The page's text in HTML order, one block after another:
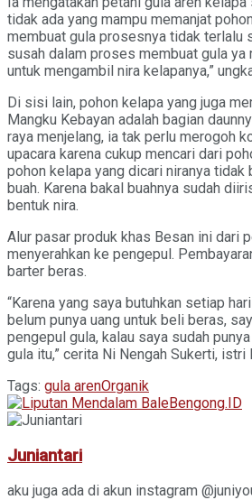
tidak ada yang mampu memanjat
membuat gula prosesnya tidak terlalu
susah dalam proses membuat gula ya
untuk mengambil nira kelapanya,”
Di sisi lain, pohon kelapa yang juga
Mangku Kebayan adalah bagian
raya menjelang, ia tak perlu merogoh
upacara karena cukup mencari dari
pohon kelapa yang dicari niranya tidak
buah. Karena bakal buahnya sudah
bentuk nira.
Alur pasar produk khas Besan ini dari
menyerahkan ke pengepul.
barter beras.
“Karena yang saya butuhkan setiap
belum punya uang untuk beli beras,
pengepul gula, kalau saya sudah
gula itu,” cerita Ni Nengah Sukerti, istri
Tags: gula arenOrganik
Juniantari
aku juga ada di akun instagram